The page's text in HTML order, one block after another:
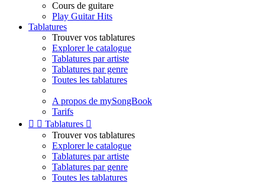
Cours de guitare
Play Guitar Hits
Tablatures
Trouver vos tablatures
Explorer le catalogue
Tablatures par artiste
Tablatures par genre
Toutes les tablatures
A propos de mySongBook
Tarifs
  Tablatures 
Trouver vos tablatures
Explorer le catalogue
Tablatures par artiste
Tablatures par genre
Toutes les tablatures